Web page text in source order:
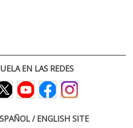
EN LAS REDES
/ ENGLISH SITE